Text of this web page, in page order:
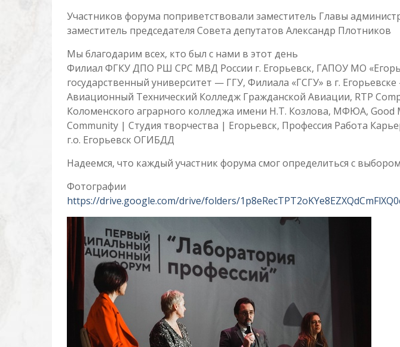
Участников форума поприветствовали заместитель Главы
заместитель председателя Совета депутатов Александр Плотников
Мы благодарим всех, кто был с нами в этот день
Филиал ФГКУ ДПО РШ СРС МВД России г. Егорьевск, ГАПОУ МО
государственный университет — ГГУ, Филиала «ГСГУ» в г.
Авиационный Технический Колледж Гражданской Авиации, RTP
Коломенского аграрного колледжа имени Н.Т. Козлова, МФЮА, Good
Community | Студия творчества | Егорьевск, Профессия Работа
г.о. Егорьевск ОГИБДД
Надеемся, что каждый участник форума смог определиться с
Фотографии
https://drive.google.com/drive/folders/